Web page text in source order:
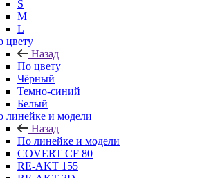
S
M
L
цвету
Назад
По цвету
Чёрный
Темно-синий
Белый
линейке и модели
Назад
По линейке и модели
COVERT CF 80
RE-AKT 155